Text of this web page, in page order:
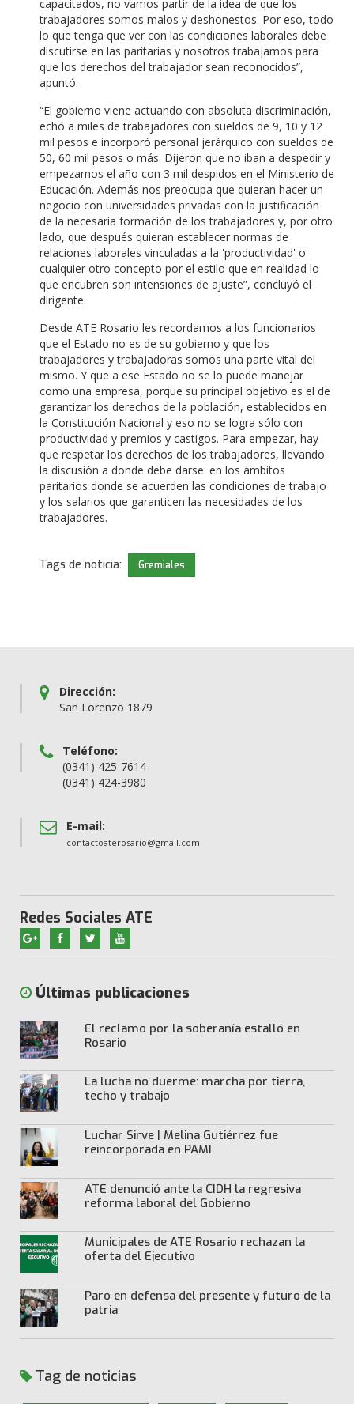
capacitados, no vamos partir de la idea de que los
trabajadores somos malos y deshonestos. Por eso, todo
lo que tenga que ver con las condiciones laborales debe
discutirse en las paritarias y nosotros trabajamos para
que los derechos del trabajador sean reconocidos”,
apuntó.
“El gobierno viene actuando con absoluta discriminación,
echó a miles de trabajadores con sueldos de 9, 10 y 12
mil pesos e incorporó personal jerárquico con sueldos de
50, 60 mil pesos o más. Dijeron que no iban a despedir y
empezamos el año con 3 mil despidos en el Ministerio de
Educación. Además nos preocupa que quieran hacer un
negocio con universidades privadas con la justificación
de la necesaria formación de los trabajadores y, por otro
lado, que después quieran establecer normas de
relaciones laborales vinculadas a la 'productividad' o
cualquier otro concepto por el estilo que en realidad lo
que encubren son intensiones de ajuste”, concluyó el
dirigente.
Desde ATE Rosario les recordamos a los funcionarios
que el Estado no es de su gobierno y que los
trabajadores y trabajadoras somos una parte vital del
mismo. Y que a ese Estado no se lo puede manejar
como una empresa, porque su principal objetivo es el de
garantizar los derechos de la población, establecidos en
la Constitución Nacional y eso no se logra sólo con
productividad y premios y castigos. Para empezar, hay
que respetar los derechos de los trabajadores, llevando
la discusión a donde debe darse: en los ámbitos
paritarios donde se acuerden las condiciones de trabajo
y los salarios que garanticen las necesidades de los
trabajadores.
Tags de noticia: Gremiales
Dirección:
San Lorenzo 1879
Teléfono:
(0341) 425-7614
(0341) 424-3980
E-mail:
contactoaterosario@gmail.com
Redes Sociales ATE
Últimas publicaciones
El reclamo por la soberanía estalló en
Rosario
La lucha no duerme: marcha por tierra,
techo y trabajo
Luchar Sirve | Melina Gutiérrez fue
reincorporada en PAMI
ATE denunció ante la CIDH la regresiva
reforma laboral del Gobierno
Municipales de ATE Rosario rechazan la
oferta del Ejecutivo
Paro en defensa del presente y futuro de la
patria
Tag de noticias